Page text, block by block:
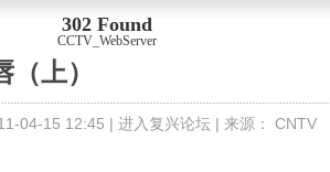
302 Found
CCTV_WebServer
上）
04-15 12:45 | 进入复兴论坛 | 来源： CNTV